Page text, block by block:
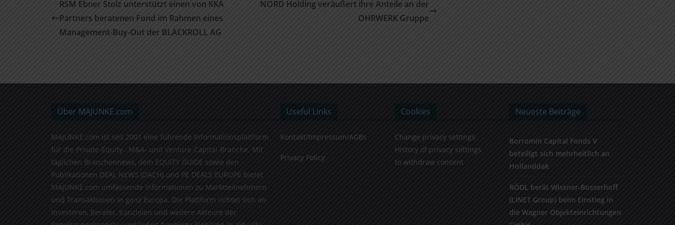
RSM Ebner Stolz unterstützt einen von KKA
Partners beratenen Fond im Rahmen eines
Management-Buy-Out der BLACKROLL AG
NORD Holding veräußert ihre Anteile an der
OHRWERK Gruppe
Über MAJUNKE.com
MAJUNKE.com ist seit 2001 eine führende Informationsplattform
für die Private-Equity-, M&A- und Venture-Capital-Branche. Mit
täglichen Branchennews, dem EQUITY GUIDE sowie den
Publikationen DEAL NEWS (DACH) und PE DEALS EUROPE bietet
MAJUNKE.com umfassende Informationen zu Marktteilnehmern
und Transaktionen in ganz Europa. Die Plattform richtet sich an
Investoren, Berater, Kanzleien und weitere Akteure der
Useful Links
Kontakt/Impressum/AGBs
Privacy Policy
Cookies
Change privacy settings
History of privacy settings
to withdraw consent
Neueste Beiträge
Borromin Capital Fonds V
beteiligt sich mehrheitlich an
Hollanddak
RÖDL berät Wissner-Bosserhoff
(LINET Group) beim Einstieg in
die Wagner Objekteinrichtungen